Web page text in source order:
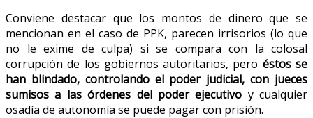
Conviene destacar que los montos de dinero que se
mencionan en el caso de PPK, parecen irrisorios (lo que
no le exime de culpa) si se compara con la colosal
corrupción de los gobiernos autoritarios, pero éstos se
han blindado, controlando el poder judicial, con jueces
sumisos a las órdenes del poder ejecutivo y cualquier
osadía de autonomía se puede pagar con prisión.